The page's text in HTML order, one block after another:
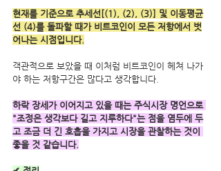
현재를 기준으로 추세선[(1), (2), (3)] 및 이동평균
선 (4)를 돌파할 때가 비트코인이 모든 저항에서 벗
어나는 시점입니다.
객관적으로 보았을 때 이처럼 비트코인이 헤쳐 나가
야 하는 저항구간은 많다고 생각합니다.
하락 장세가 이어지고 있을 때는 주식시장 명언으로
"조정은 생각보다 길고 지루하다"는 점을 염두에 두
고 조금 더 긴 호흡을 가지고 시장을 관찰하는 것이
좋을 것 같습니다.